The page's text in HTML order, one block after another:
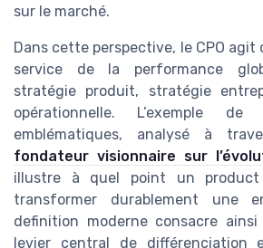
sur le marché.
Dans cette perspective, le CPO
service de la performance
stratégie produit, stratégie
opérationnelle. L’exemple de
emblématiques, analysé à
fondateur visionnaire sur
illustre à quel point un
transformer durablement une
definition moderne consacre
levier central de différenciation